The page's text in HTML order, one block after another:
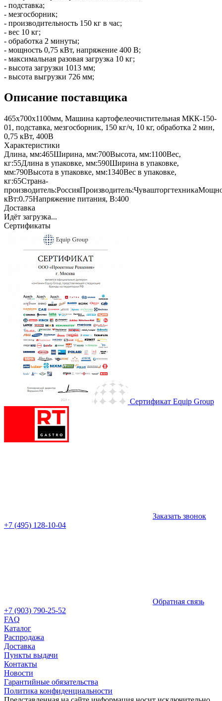
- подставка;
- мезгосборник;
- производительность 150 кг в час;
- вес 10 кг;
- обработка 2 минуты;
- мощность 0,75 кВт, напряжение 400 В;
- максимальная разовая загрузка 10 кг;
- высота загрузки 1013 мм;
- высота выгрузки 726 мм;
Описание поставщика
465х700х1100мм, Машина картофелеочистительная МКК-150-
01, подставка, мезгосборник, 150 кг/ч, 10 кг, обработка 2 мин,
0,75 кВт, 400В
Характеристики
Длина, мм:465Ширина, мм:700Высота, мм:1100Вес,
кг:55Длина в упаковке, мм:590Ширина в упаковке,
мм:790Высота в упаковке, мм:1340Вес в упаковке,
кг:65Страна-
производитель:РоссияПроизводитель:Чувашторгтехника
кВт:0.75Напряжение питания, В:400
Доставка
Идёт загрузка...
Сертификаты
Сертификат Equip Group
Заказать звонок
+7 (495) 128-10-04
Обратная связь
+7 (903) 790-25-52
FAQ
Каталог
Распродажа
Доставка
Пункты выдачи
Контакты
Новости
Гарантийные обязательства
Политика конфиденциальности